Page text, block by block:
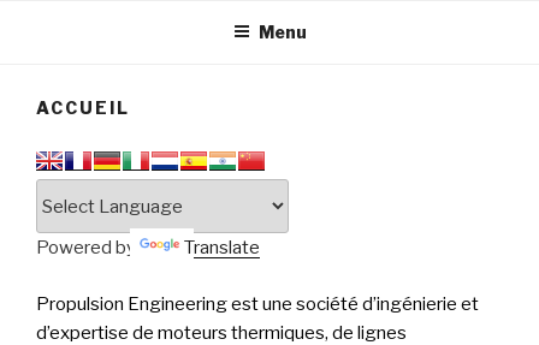
PERFORMANCE
Menu
ACCUEIL
Powered by Translate
Propulsion Engineering est une société d’ingénierie et
d’expertise de moteurs thermiques, de lignes